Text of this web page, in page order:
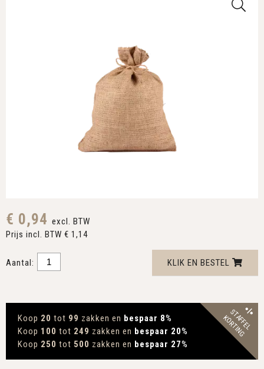
€ 0,94 excl. BTW
Prijs incl. BTW € 1,14
Aantal: KLIK EN BESTEL
Koop 20 tot 99 zakken en bespaar 8%
Koop 100 tot 249 zakken en bespaar 20%
Koop 250 tot 500 zakken en bespaar 27%
STAFFEL
KORTING